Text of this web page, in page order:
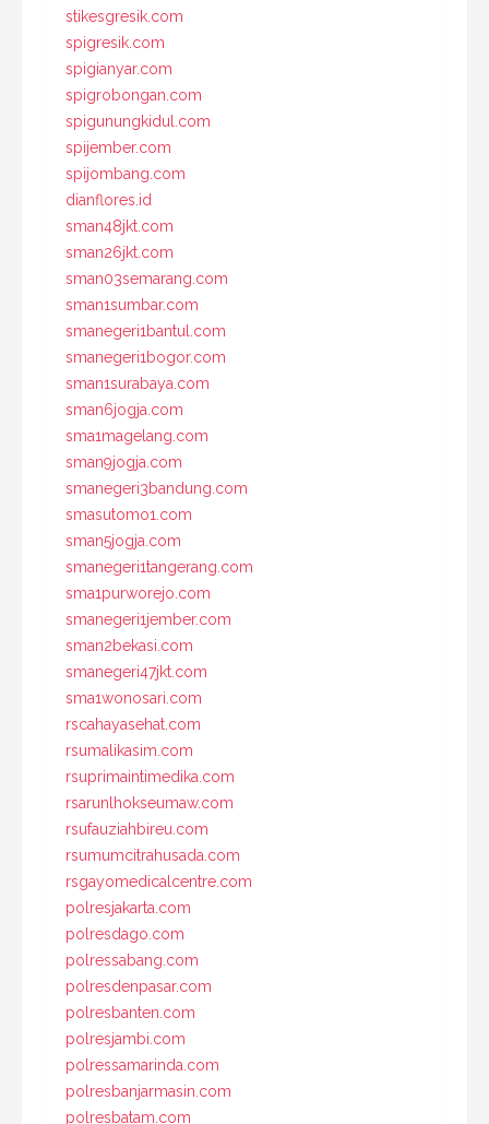
stikesgresik.com
spigresik.com
spigianyar.com
spigrobongan.com
spigunungkidul.com
spijember.com
spijombang.com
dianflores.id
sman48jkt.com
sman26jkt.com
sman03semarang.com
sman1sumbar.com
smanegeri1bantul.com
smanegeri1bogor.com
sman1surabaya.com
sman6jogja.com
sma1magelang.com
sman9jogja.com
smanegeri3bandung.com
smasutomo1.com
sman5jogja.com
smanegeri1tangerang.com
sma1purworejo.com
smanegeri1jember.com
sman2bekasi.com
smanegeri47jkt.com
sma1wonosari.com
rscahayasehat.com
rsumalikasim.com
rsuprimaintimedika.com
rsarunlhokseumaw.com
rsufauziahbireu.com
rsumumcitrahusada.com
rsgayomedicalcentre.com
polresjakarta.com
polresdago.com
polressabang.com
polresdenpasar.com
polresbanten.com
polresjambi.com
polressamarinda.com
polresbanjarmasin.com
polresbatam.com